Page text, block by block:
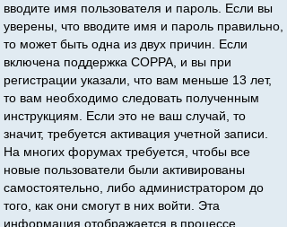
вводите имя пользователя и пароль. Если вы
уверены, что вводите имя и пароль правильно,
то может быть одна из двух причин. Если
включена поддержка COPPA, и вы при
регистрации указали, что вам меньше 13 лет,
то вам необходимо следовать полученным
инструкциям. Если это не ваш случай, то
значит, требуется активация учетной записи.
На многих форумах требуется, чтобы все
новые пользователи были активированы
самостоятельно, либо администратором до
того, как они смогут в них войти. Эта
информация отображается в процессе